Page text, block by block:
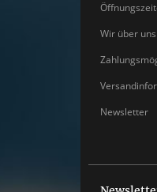
Wir über uns
Newsletter